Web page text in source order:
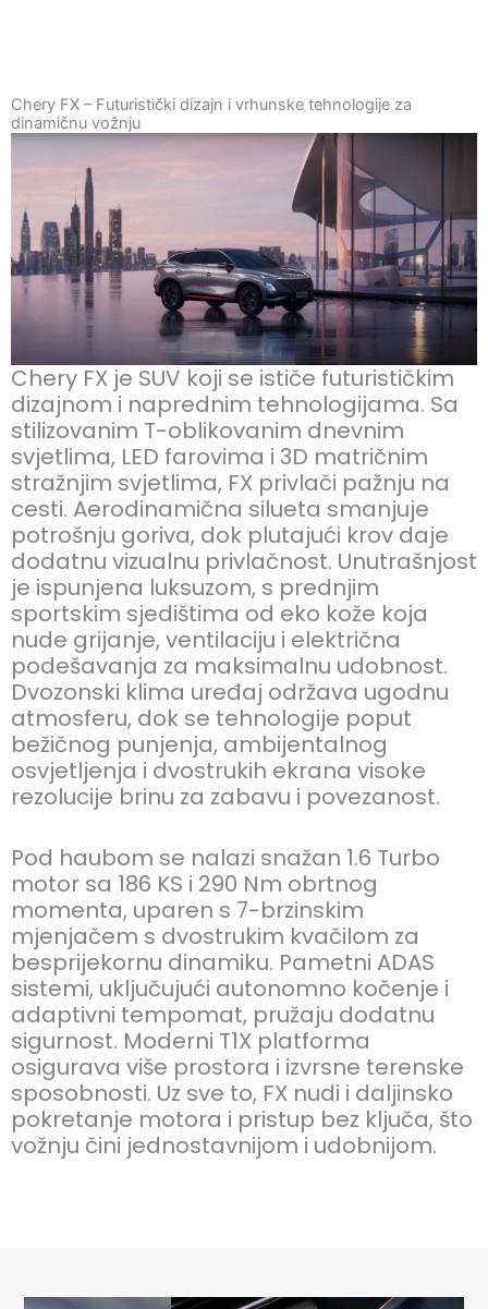
Chery FX – Futuristički dizajn i vrhunske tehnologije za
dinamičnu vožnju
Chery FX je SUV koji se ističe futurističkim
dizajnom i naprednim tehnologijama. Sa
stilizovanim T-oblikovanim dnevnim
svjetlima, LED farovima i 3D matričnim
stražnjim svjetlima, FX privlači pažnju na
cesti. Aerodinamična silueta smanjuje
potrošnju goriva, dok plutajući krov daje
dodatnu vizualnu privlačnost. Unutrašnjost
je ispunjena luksuzom, s prednjim
sportskim sjedištima od eko kože koja
nude grijanje, ventilaciju i električna
podešavanja za maksimalnu udobnost.
Dvozonski klima uređaj održava ugodnu
atmosferu, dok se tehnologije poput
bežičnog punjenja, ambijentalnog
osvjetljenja i dvostrukih ekrana visoke
rezolucije brinu za zabavu i povezanost.
Pod haubom se nalazi snažan 1.6 Turbo
motor sa 186 KS i 290 Nm obrtnog
momenta, uparen s 7-brzinskim
mjenjačem s dvostrukim kvačilom za
besprijekornu dinamiku. Pametni ADAS
sistemi, uključujući autonomno kočenje i
adaptivni tempomat, pružaju dodatnu
sigurnost. Moderni T1X platforma
osigurava više prostora i izvrsne terenske
sposobnosti. Uz sve to, FX nudi i daljinsko
pokretanje motora i pristup bez ključa, što
vožnju čini jednostavnijom i udobnijom.